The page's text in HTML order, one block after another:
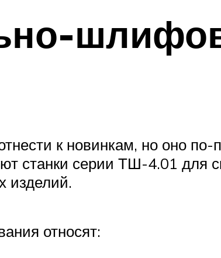
к новинкам, но оно
станки серии ТШ-4.01 для
изделий.
относят: